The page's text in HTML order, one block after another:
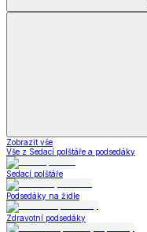
Zobrazit vše
Vše z Sedací polštáře a podsedáky
Sedací polštáře
Podsedáky na židle
Zdravotní podsedáky